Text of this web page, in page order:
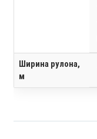
Ширина рулона,
м